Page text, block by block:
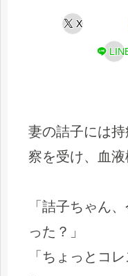
X
妻の詰子には
察を受け、血液
「詰子ちゃん
った？」
「ちょっとコ